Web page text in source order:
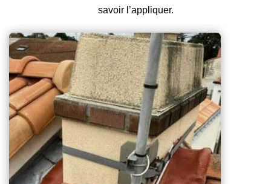
savoir l’appliquer.